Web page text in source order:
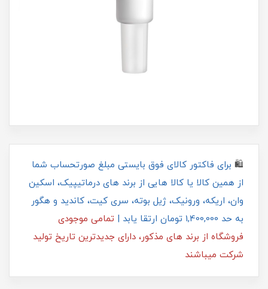
🛍 برای فاکتور کالای فوق بایستی مبلغ صورتحساب شما
از همین کالا یا کالا هایی از برند های درماتیپیک، اسکین
وان، اریکه، ورونیک، ژیل بوته، سری کیت، کاندید و هگور
به حد 1,400,000 تومان ارتقا یابد |
تمامی موجودی
فروشگاه از برند های مذکور، دارای جدیدترین تاریخ تولید
شرکت میباشند